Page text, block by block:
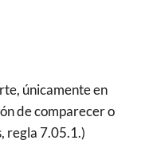
únicamente en
de comparecer o
regla 7.05.1.)